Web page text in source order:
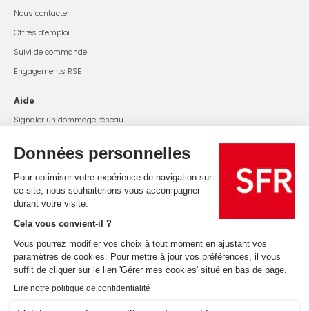
Nous contacter
Offres d’emploi
Suivi de commande
Engagements RSE
Aide
Signaler un dommage réseau
Changer mon mot de passe WiFi
État du réseau
Offres et services
Tarifs et conditions
Résiliation
Rétractation
Handicap